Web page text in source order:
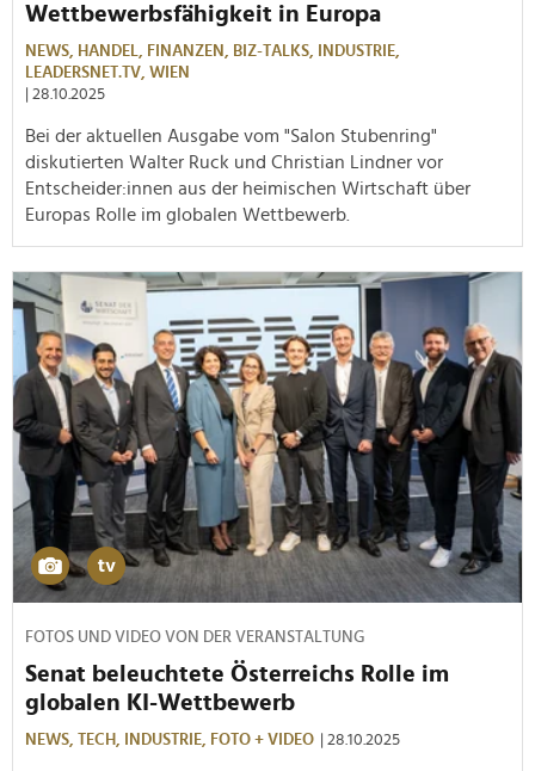
Wettbewerbsfähigkeit in Europa
NEWS, HANDEL, FINANZEN, BIZ-TALKS,
INDUSTRIE,
LEADERSNET.TV, WIEN
| 28.10.2025
Bei der aktuellen Ausgabe vom "Salon Stubenring"
diskutierten Walter Ruck und Christian Lindner vor
Entscheider:innen aus der heimischen Wirtschaft über
Europas Rolle im globalen Wettbewerb.
FOTOS UND VIDEO VON DER VERANSTALTUNG
Senat beleuchtete Österreichs Rolle im
globalen KI-Wettbewerb
NEWS, TECH, INDUSTRIE, FOTO + VIDEO | 28.10.2025